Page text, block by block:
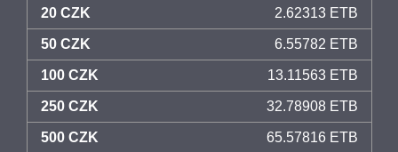
20 CZK 2.62313 ETB
50 CZK 6.55782 ETB
100 CZK 13.11563 ETB
250 CZK 32.78908 ETB
500 CZK 65.57816 ETB